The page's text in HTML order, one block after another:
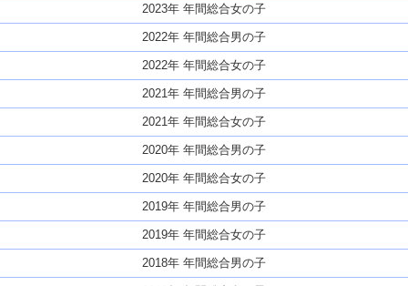
2023年 年間総合女の子
2022年 年間総合男の子
2022年 年間総合女の子
2021年 年間総合男の子
2021年 年間総合女の子
2020年 年間総合男の子
2020年 年間総合女の子
2019年 年間総合男の子
2019年 年間総合女の子
2018年 年間総合男の子